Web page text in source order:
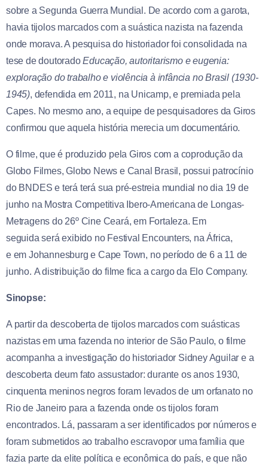
sobre a Segunda Guerra Mundial. De acordo com a garota,
havia tijolos marcados com a suástica nazista na fazenda
onde morava. A pesquisa do historiador foi consolidada na
tese de doutoradoEducação, autoritarismo e eugenia:
exploração do trabalho e violência à infância no Brasil (1930-
1945), defendida em 2011, na Unicamp, e premiada pela
Capes. No mesmo ano, a equipe de pesquisadores da Giros
confirmou que aquela história merecia um documentário.
O filme, que é produzido pela Giros com a coprodução da
Globo Filmes, Globo News e Canal Brasil, possui patrocínio
do BNDES e terá terá sua pré-estreia mundial no dia 19 de
junho na Mostra Competitiva Ibero-Americana de Longas-
Metragens do 26º Cine Ceará, em Fortaleza. Em
seguida será exibido no Festival Encounters, na África,
e em Johannesburg e Cape Town, no período de 6 a 11 de
junho. A distribuição do filme fica a cargo da Elo Company.
Sinopse:
A partir da descoberta de tijolos marcados com suásticas
nazistas em uma fazenda no interior de São Paulo, o filme
acompanha a investigação do historiador Sidney Aguilar e a
descoberta deum fato assustador: durante os anos 1930,
cinquenta meninos negros foram levados de um orfanato no
Rio de Janeiro para a fazenda onde os tijolos foram
encontrados. Lá, passaram a ser identificados por números e
foram submetidos ao trabalho escravopor uma família que
fazia parte da elite política e econômica do país, e que não